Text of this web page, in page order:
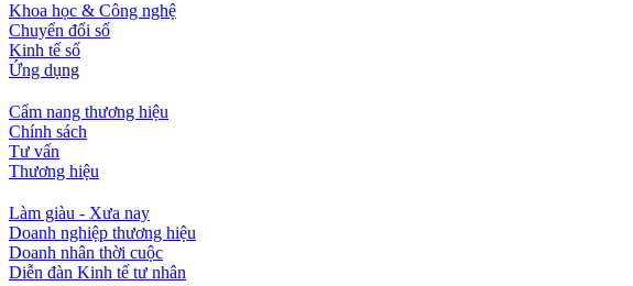
Khoa học & Công nghệ
Chuyển đổi số
Kinh tế số
Ứng dụng
Cẩm nang thương hiệu
Chính sách
Tư vấn
Thương hiệu
Làm giàu - Xưa nay
Doanh nghiệp thương hiệu
Doanh nhân thời cuộc
Diễn đàn Kinh tế tư nhân